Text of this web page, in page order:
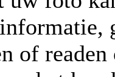
of